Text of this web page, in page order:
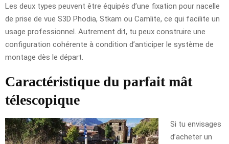
Les deux types peuvent être équipés d’une fixation pour nacelle
de prise de vue S3D Phodia, Stkam ou Camlite, ce qui facilite un
usage professionnel. Autrement dit, tu peux construire une
configuration cohérente à condition d’anticiper le système de
montage dès le départ.
Caractéristique du parfait mât
télescopique
Si tu envisages
d’acheter un